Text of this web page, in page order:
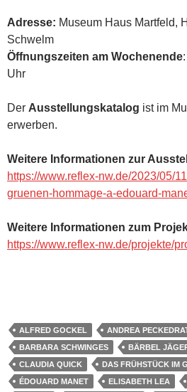
Adresse: Museum Haus Martfeld,
Schwelm
Öffnungszeiten am Wochenende
Uhr
Der Ausstellungskatalog ist im
erwerben.
Weitere Informationen zur
https://www.reflex-nw.de/2023/05/
gruenen-hommage-a-edouard-
Weitere Informationen zum
https://www.reflex-nw.de/projekte/
ALFRED GOCKEL ANDREA
BARBARA SCHWINGES
BÄRBEL
CLAUDIA QUICK
DAS FRÜHSTÜCK IM
ÉDOUARD MANET
ELISABETH LEA